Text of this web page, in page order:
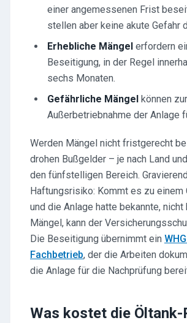
einer angemessenen Frist
stellen aber keine akute Gefahr
Erhebliche Mängel erfordern
Beseitigung, in der Regel
sechs Monaten.
Gefährliche Mängel können
Außerbetriebnahme der Anlage
Werden Mängel nicht fristgerecht
drohen Bußgelder – je nach Land
den fünfstelligen Bereich.
Haftungsrisiko: Kommt es zu einem
und die Anlage hatte bekannte,
Mängel, kann der
Die Beseitigung übernimmt ein
Fachbetrieb, der die Arbeiten
die Anlage für die Nachprüfung
Was kostet die Öltank-